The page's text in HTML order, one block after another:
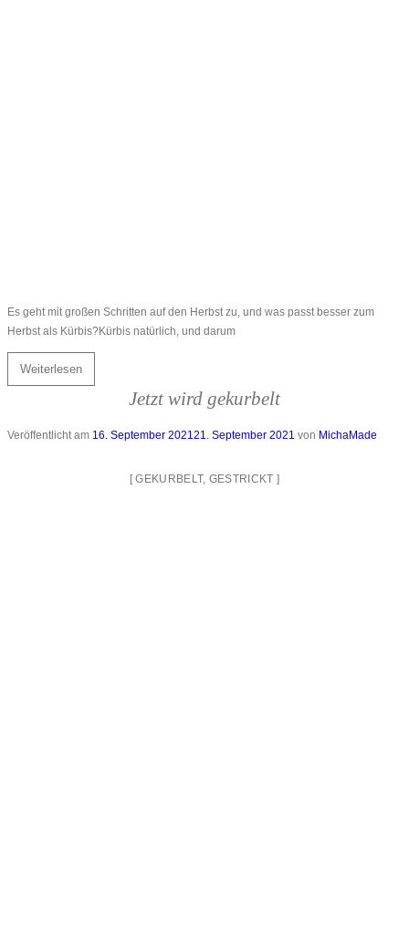
Es geht mit großen Schritten auf den Herbst zu, und was passt besser zum
Herbst als Kürbis?Kürbis natürlich, und darum
Weiterlesen
Jetzt wird gekurbelt
Veröffentlicht am 16. September 202121. September 2021 von MichaMade
[GEKURBELT, GESTRICKT ]